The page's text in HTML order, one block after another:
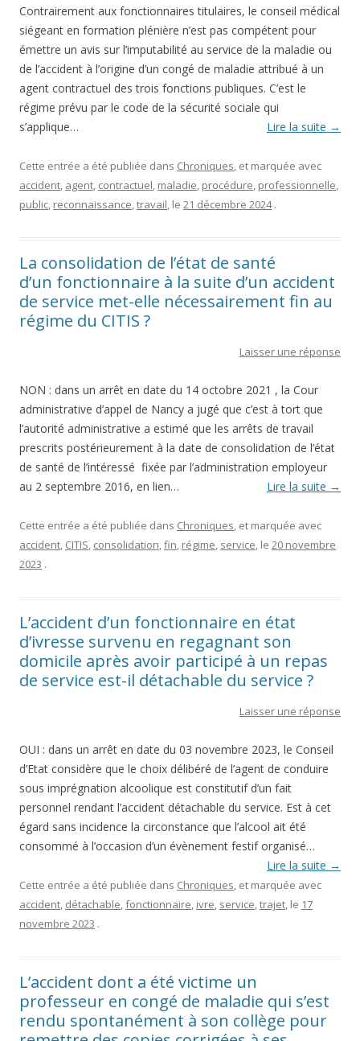
Contrairement aux fonctionnaires titulaires, le conseil médical
siégeant en formation plénière n’est pas compétent pour
émettre un avis sur l’imputabilité au service de la maladie ou
de l’accident à l’origine d’un congé de maladie attribué à un
agent contractuel des trois fonctions publiques. C’est le
régime prévu par le code de la sécurité sociale qui
s’applique…
Lire la suite →
Cette entrée a été publiée dans Chroniques , et marquée avec
accident agent contractuel maladie procédure professionnelle
public reconnaissance travail , le 21 décembre 2024 .
La consolidation de l’état de santé
d’un fonctionnaire à la suite d’un accident
de service met-elle nécessairement fin au
régime du CITIS ?
Laisser une réponse
NON : dans un arrêt en date du 14 octobre 2021 , la Cour
administrative d’appel de Nancy a jugé que c’est à tort que
l’autorité administrative a estimé que les arrêts de travail
prescrits postérieurement à la date de consolidation de l’état
de santé de l’intéressé fixée par l’administration employeur
au 2 septembre 2016, en lien…
Lire la suite →
Cette entrée a été publiée dans Chroniques, et marquée avec
accident, CITIS, consolidation,fin, régime, service, le 20 novembre
2023 .
L’accident d’un fonctionnaire en état
d’ivresse survenu en regagnant son
domicile après avoir participé à un repas
de service est-il détachable du service ?
Laisser une réponse
OUI : dans un arrêt en date du 03 novembre 2023, le Conseil
d’Etat considère que le choix délibéré de l’agent de conduire
sous imprégnation alcoolique est constitutif d’un fait
personnel rendant l’accident détachable du service. Est à cet
égard sans incidence la circonstance que l’alcool ait été
consommé à l’occasion d’un évènement festif organisé…
Lire la suite →
Cette entrée a été publiée dans Chroniques, et marquée avec
accident, détachable,fonctionnaire, ivre, service,trajet, le 17
novembre 2023 .
L’accident dont a été victime un
professeur en congé de maladie qui s’est
rendu spontanément à son collège pour